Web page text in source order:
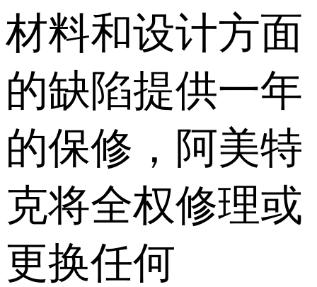
材料和设计方面
的缺陷提供一年
的保修，阿美特
克将全权修理或
更换任何